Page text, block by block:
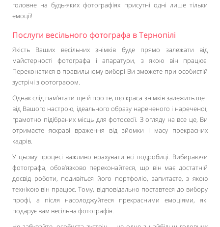
головне на будь-яких фотографіях присутні одні лише тільки
емоції!
Послуги весільного фотографа в Тернопілі
Якість Ваших весільних знімків буде прямо залежати від
майстерності фотографа і апаратури, з якою він працює.
Переконатися в правильному виборі Ви зможете при особистій
зустрічі з фотографом.
Однак слід пам’ятати ще й про те, що краса знімків залежить ще і
від Вашого настрою, ідеального образу нареченого і нареченої,
грамотно підібраних місць для фотосесії. З огляду на все це, Ви
отримаєте яскраві враження від зйомки і масу прекрасних
кадрів.
У цьому процесі важливо врахувати всі подробиці. Вибираючи
фотографа, обов’язково переконайтеся, що він має достатній
досвід роботи, подивіться його портфоліо, запитаєте, з якою
технікою він працює. Тому, відповідально поставтеся до вибору
профі, а після насолоджуйтеся прекрасними емоціями, які
подарує вам весільна фотографія.